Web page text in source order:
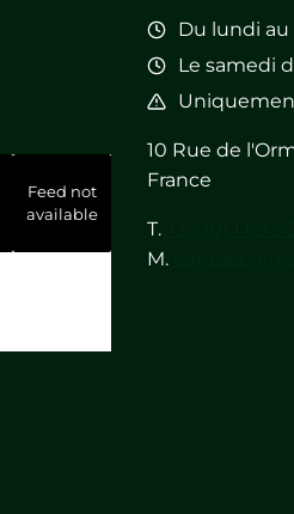
Feed not
available
Du lundi au
Le samedi
10 Rue de
France
T.
M.